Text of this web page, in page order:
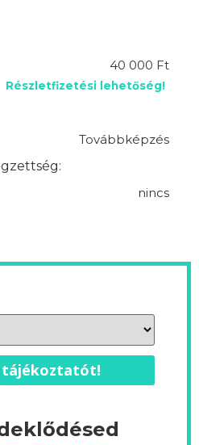
40 000 Ft
Részletfizetési lehetőség!
Továbbképzés
nincs
tájékoztatót!